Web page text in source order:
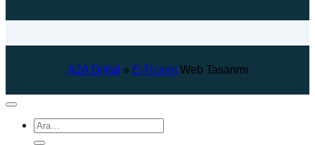
A2A Dijital » E-TicaretWeb Tasarımı
Ara: